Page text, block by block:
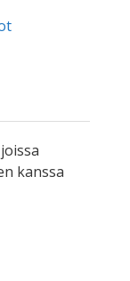
kanssa